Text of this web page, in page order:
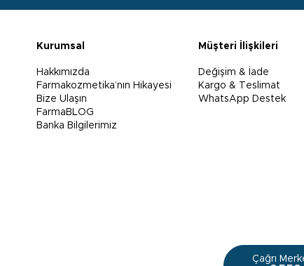
Kurumsal
Hakkımızda
Farmakozmetika’nın Hikayesi
Bize Ulaşın
FarmaBLOG
Banka Bilgilerimiz
Müşteri İlişkileri
Değişim & İade
Kargo & Teslimat
WhatsApp Destek
Çağrı